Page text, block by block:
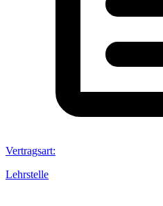
Vertragsart:
Lehrstelle